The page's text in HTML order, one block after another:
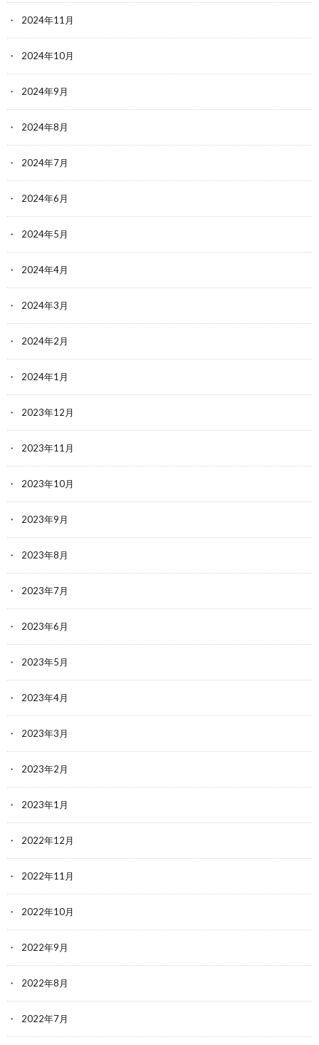
2024年11月
2024年10月
2024年9月
2024年8月
2024年7月
2024年6月
2024年5月
2024年4月
2024年3月
2024年2月
2024年1月
2023年12月
2023年11月
2023年10月
2023年9月
2023年8月
2023年7月
2023年6月
2023年5月
2023年4月
2023年3月
2023年2月
2023年1月
2022年12月
2022年11月
2022年10月
2022年9月
2022年8月
2022年7月